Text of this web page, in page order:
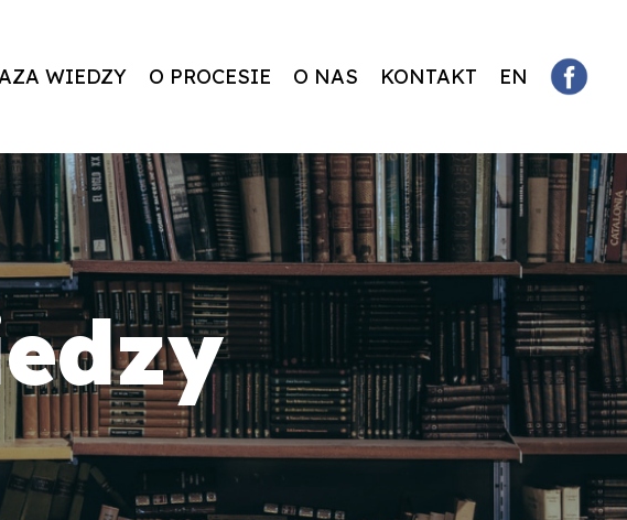
WIEDZY O PROCESIE O NAS KONTAKT EN